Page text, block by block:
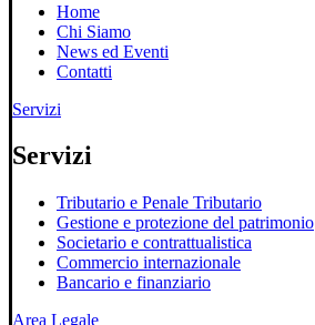
Home
Chi Siamo
News ed Eventi
Contatti
Servizi
Servizi
Tributario e Penale Tributario
Gestione e protezione del patrimonio
Societario e contrattualistica
Commercio internazionale
Bancario e finanziario
Area Legale